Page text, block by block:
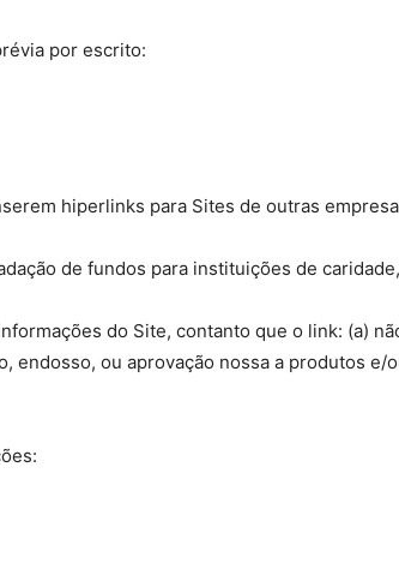
por escrito:
hiperlinks para Sites de outras
de fundos para instituições de
do Site, contanto que o link: (a)
endosso, ou aprovação nossa a produtos e/